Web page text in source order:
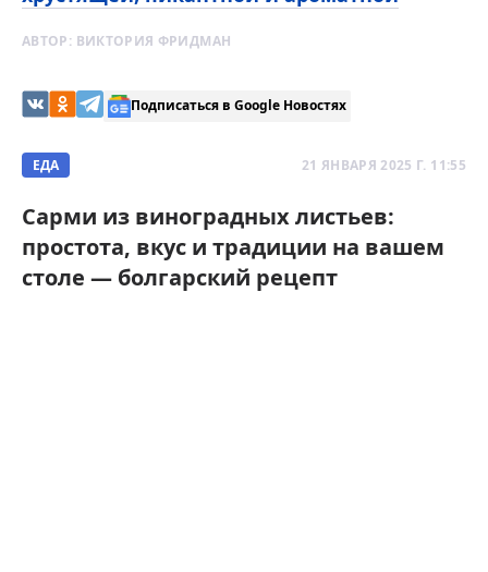
АВТОР: ВИКТОРИЯ ФРИДМАН
Подписаться в Google Новостях
ЕДА 21 ЯНВАРЯ 2025 Г. 11:55
Сарми из виноградных листьев:
простота, вкус и традиции на вашем
столе — болгарский рецепт